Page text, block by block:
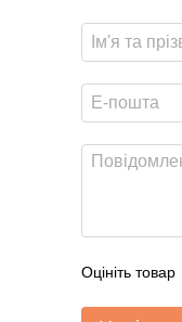
Оцініть товар